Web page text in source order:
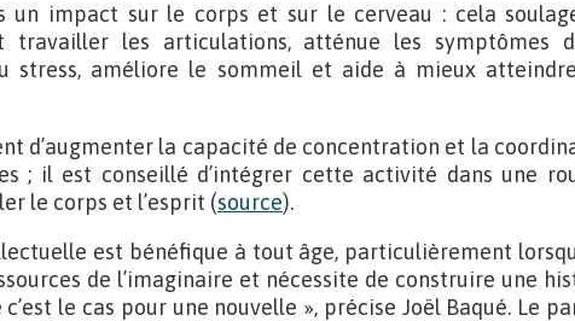
un impact sur le corps et sur le cerveau : cela
travailler les articulations, atténue les symptômes
stress, améliore le sommeil et aide à mieux
d’augmenter la capacité de concentration et la
; il est conseillé d’intégrer cette activité dans une
le corps et l’esprit (source).
est bénéfique à tout âge, particulièrement
de l’imaginaire et nécessite de construire une
le cas pour une nouvelle », précise Joël Baqué. Le